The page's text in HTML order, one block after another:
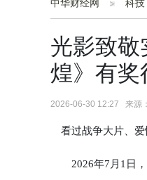
公司 生活
中华财经网 科技
光影致
煌》有奖
2026-06-30 12:27 来源
看过战争大片、爱
2026年7月1日，